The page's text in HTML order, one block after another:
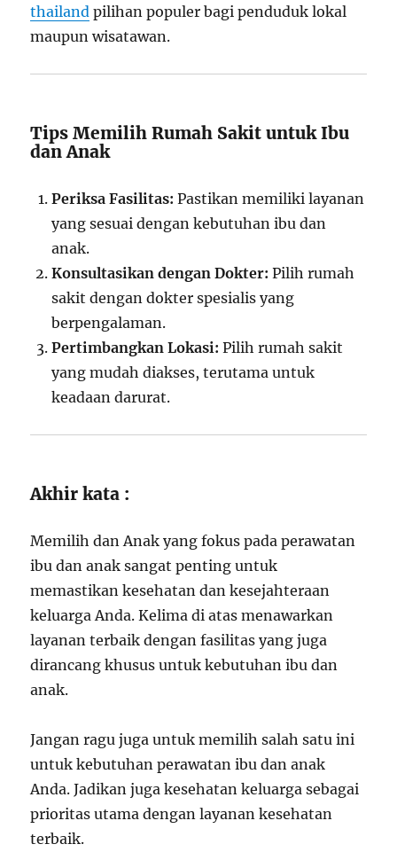
thailand pilihan populer bagi penduduk lokal
maupun wisatawan.
Tips Memilih Rumah Sakit untuk Ibu
dan Anak
Periksa Fasilitas: Pastikan memiliki layanan
yang sesuai dengan kebutuhan ibu dan
anak.
Konsultasikan dengan Dokter: Pilih rumah
sakit dengan dokter spesialis yang
berpengalaman.
Pertimbangkan Lokasi: Pilih rumah sakit
yang mudah diakses, terutama untuk
keadaan darurat.
Akhir kata :
Memilih dan Anak yang fokus pada perawatan
ibu dan anak sangat penting untuk
memastikan kesehatan dan kesejahteraan
keluarga Anda. Kelima di atas menawarkan
layanan terbaik dengan fasilitas yang juga
dirancang khusus untuk kebutuhan ibu dan
anak.
Jangan ragu juga untuk memilih salah satu ini
untuk kebutuhan perawatan ibu dan anak
Anda. Jadikan juga kesehatan keluarga sebagai
prioritas utama dengan layanan kesehatan
terbaik.